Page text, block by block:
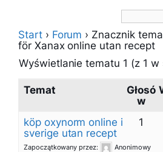
Start › Forum › Znacznik
för Xanax online utan recept
Wyświetlanie tematu 1 (z 1 w
Temat
Głosó
w
köp oxynorm online i
sverige utan recept
Zapoczątkowany przez:
Anonimowy
1